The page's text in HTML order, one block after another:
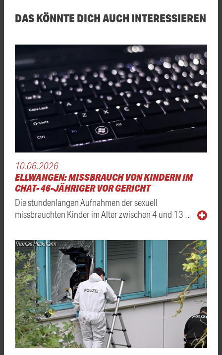
DAS KÖNNTE DICH AUCH INTERESSIEREN
10.06.2026
ELLWANGEN: MISSBRAUCH VON KINDERN IM
CHAT- 46-JÄHRIGER VOR GERICHT
Die stundenlangen Aufnahmen der sexuell
missbrauchten Kinder im Alter zwischen 4 und 13 …
Thomas Heckmann